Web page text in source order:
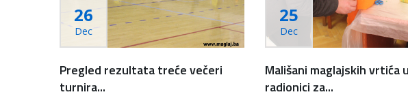
26
Dec
Pregled rezultata treće večeri
turnira...
25
Dec
Mališani maglajskih vrtića
radionici za...